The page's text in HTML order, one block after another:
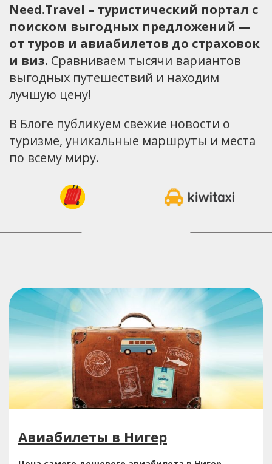
Need.Travel – туристический портал с
поиском выгодных предложений —
от туров и авиабилетов до страховок
и виз. Сравниваем тысячи вариантов
выгодных путешествий и находим
лучшую цену!
В Блоге публикуем свежие новости о
туризме, уникальные маршруты и места
по всему миру.
Авиабилеты в Нигер